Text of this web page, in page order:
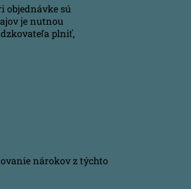
objednávke sú
je nutnou
plniť,
nárokov z týchto